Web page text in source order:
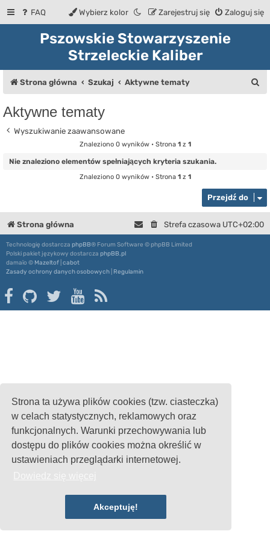
Strona ta używa plików cookies (tzw. ciasteczka)
w celach statystycznych, reklamowych oraz
funkcjonalnych. Warunki przechowywania lub
dostępu do plików cookies można określić w
ustawieniach przeglądarki internetowej.
Akceptuję!
FAQ Zaloguj się
Zarejestruj się
Wybierz kolor
Pszowskie Stowarzyszenie
Strzeleckie Kaliber
Strona główna Szukaj Aktywne tematy
Aktywne tematy
Wyszukiwanie zaawansowane
Znaleziono 0 wyników • Strona 1z 1
Nie znaleziono elementów spełniających kryteria szukania.
Znaleziono 0 wyników • Strona 1z 1
Przejdź do
Strona główna Strefa czasowa UTC+02:00
Technologię dostarcza phpBB® Forum Software © phpBB Limited
Polski pakiet językowy dostarcza phpBB.pl
damaïo © Mazeltof cabot
Zasady ochrony danych osobowych
Regulamin